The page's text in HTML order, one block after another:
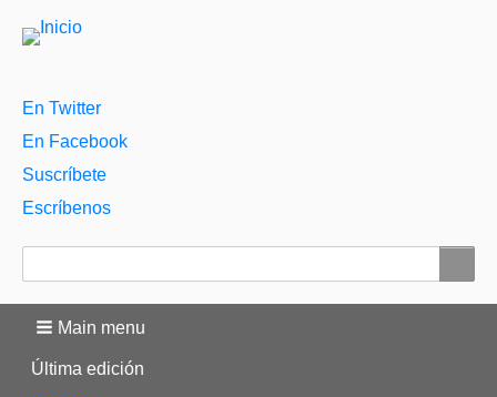
Menú
auxiliar
En Twitter
En Facebook
Suscríbete
Escríbenos
Main menu
Última edición